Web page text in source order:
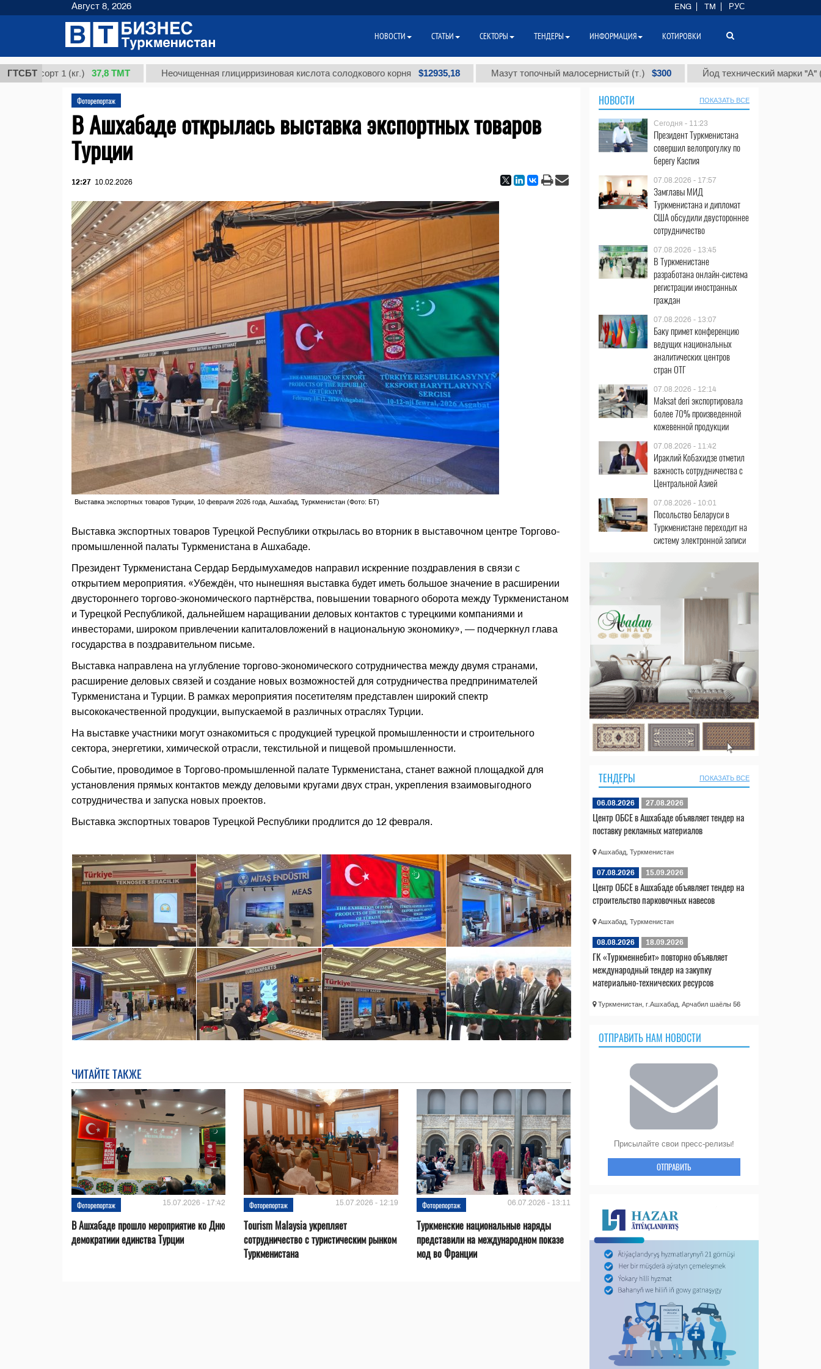
ГТСБТ
сорт 1 (кг.) 37,8 ТМТ Неочищенная глицирризиновая кислота солодкового корня $12935,18 Мазут топочный малосернистый (т.) $300 Йод технический марки "А" (т.) $86
Фоторепортаж
В Ашхабаде открылась выставка экспортных товаров
Турции
12:27 10.02.2026
Выставка экспортных товаров Турции, 10 февраля 2026 года, Ашхабад, Туркменистан (Фото: БT)
Выставка экспортных товаров Турецкой Республики открылась во вторник в выставочном центре Торгово-
промышленной палаты Туркменистана в Ашхабаде.
Президент Туркменистана Сердар Бердымухамедов направил искренние поздравления в связи с
открытием мероприятия. «Убеждён, что нынешняя выставка будет иметь большое значение в расширении
двустороннего торгово-экономического партнёрства, повышении товарного оборота между Туркменистаном
и Турецкой Республикой, дальнейшем наращивании деловых контактов с турецкими компаниями и
инвесторами, широком привлечении капиталовложений в национальную экономику», — подчеркнул глава
государства в поздравительном письме.
Выставка направлена на углубление торгово-экономического сотрудничества между двумя странами,
расширение деловых связей и создание новых возможностей для сотрудничества предпринимателей
Туркменистана и Турции. В рамках мероприятия посетителям представлен широкий спектр
высококачественной продукции, выпускаемой в различных отраслях Турции.
На выставке участники могут ознакомиться с продукцией турецкой промышленности и строительного
сектора, энергетики, химической отрасли, текстильной и пищевой промышленности.
Событие, проводимое в Торгово-промышленной палате Туркменистана, станет важной площадкой для
установления прямых контактов между деловыми кругами двух стран, укрепления взаимовыгодного
сотрудничества и запуска новых проектов.
Выставка экспортных товаров Турецкой Республики продлится до 12 февраля.
ЧИТАЙТЕ ТАКЖЕ
Фоторепортаж 15.07.2026 - 17:42
В Ашхабаде прошло мероприятие ко Дню
демократиии единства Турции
Фоторепортаж 15.07.2026 - 12:19
Tourism Malaysia укрепляет
сотрудничество с туристическим рынком
Туркменистана
Фоторепортаж 06.07.2026 - 13:11
Туркменские национальные наряды
представили на международном показе
мод во Франции
НОВОСТИ ПОКАЗАТЬ ВСЕ
Сегодня - 11:23
Президент Туркменистана
совершил велопрогулку по
берегу Каспия
07.08.2026 - 17:57
Замглавы МИД
Туркменистана и дипломат
США обсудили двустороннее
сотрудничество
07.08.2026 - 13:45
В Туркменистане
разработана онлайн-система
регистрации иностранных
граждан
07.08.2026 - 13:07
Баку примет конференцию
ведущих национальных
аналитических центров
стран ОТГ
07.08.2026 - 12:14
Maksat deri экспортировала
более 70% произведенной
кожевенной продукции
07.08.2026 - 11:42
Ираклий Кобахидзе отметил
важность сотрудничества с
Центральной Азией
07.08.2026 - 10:01
Посольство Беларуси в
Туркменистане переходит на
систему электронной записи
ТЕНДЕРЫ ПОКАЗАТЬ ВСЕ
06.08.2026 27.08.2026
Центр ОБСЕ в Ашхабаде объявляет тендер на
поставку рекламных материалов
Ашхабад, Туркменистан
07.08.2026 15.09.2026
Центр ОБСЕ в Ашхабаде объявляет тендер на
строительство парковочных навесов
Ашхабад, Туркменистан
08.08.2026 18.09.2026
ГК «Туркменнебит» повторно объявляет
международный тендер на закупку
материально-технических ресурсов
Туркменистан, г.Ашхабад, Арчабил шаёлы 56
ОТПРАВИТЬ НАМ НОВОСТИ
Присылайте свои пресс-релизы!
ОТПРАВИТЬ
Август 8, 2026 ENG TM РУС
НОВОСТИ СТАТЬИ СЕКТОРЫ ТЕНДЕРЫ ИНФОРМАЦИЯ КОТИРОВКИ